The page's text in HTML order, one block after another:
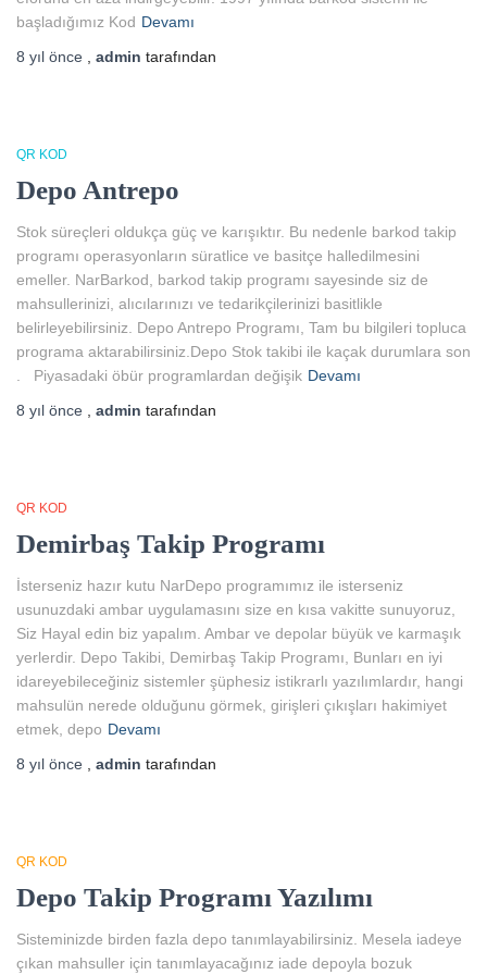
başladığımız Kod Devamı
8 yıl önce admin tarafından
QR KOD
Depo Antrepo
Stok süreçleri oldukça güç ve karışıktır. Bu nedenle barkod takip
programı operasyonların süratlice ve basitçe halledilmesini
emeller. NarBarkod, barkod takip programı sayesinde siz de
mahsullerinizi, alıcılarınızı ve tedarikçilerinizi basitlikle
belirleyebilirsiniz. Depo Antrepo Programı, Tam bu bilgileri topluca
programa aktarabilirsiniz.Depo Stok takibi ile kaçak durumlara son
. Piyasadaki öbür programlardan değişik Devamı
8 yıl önce admin tarafından
QR KOD
Demirbaş Takip Programı
İsterseniz hazır kutu NarDepo programımız ile isterseniz
usunuzdaki ambar uygulamasını size en kısa vakitte sunuyoruz,
Siz Hayal edin biz yapalım. Ambar ve depolar büyük ve karmaşık
yerlerdir. Depo Takibi, Demirbaş Takip Programı, Bunları en iyi
idareyebileceğiniz sistemler şüphesiz istikrarlı yazılımlardır, hangi
mahsulün nerede olduğunu görmek, girişleri çıkışları hakimiyet
etmek, depo Devamı
8 yıl önce admin tarafından
QR KOD
Depo Takip Programı Yazılımı
Sisteminizde birden fazla depo tanımlayabilirsiniz. Mesela iadeye
çıkan mahsuller için tanımlayacağınız iade depoyla bozuk